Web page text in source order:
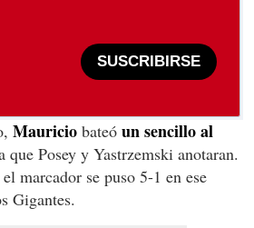
SUSCRIBIRSE
Mauricio bateó un sencillo al
que Posey y Yastrzemski anotaran.
marcador se puso 5-1 en ese
Gigantes.